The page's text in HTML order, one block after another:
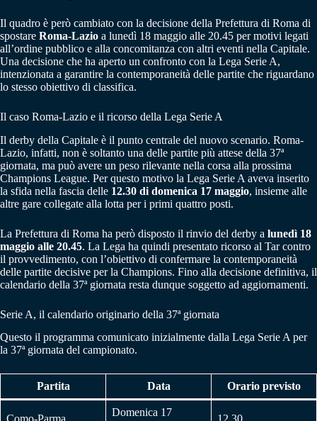
Il quadro è però cambiato con la decisione della Prefettura di Roma di
spostare Roma-Lazio a lunedì 18 maggio alle 20.45 per motivi legati
all’ordine pubblico e alla concomitanza con altri eventi nella Capitale.
Una decisione che ha aperto un confronto con la Lega Serie A,
intenzionata a garantire la contemporaneità delle partite che riguardano
lo stesso obiettivo di classifica.
Il caso Roma-Lazio e il ricorso della Lega Serie A
Il derby della Capitale è il punto centrale del nuovo scenario. Roma-
Lazio, infatti, non è soltanto una delle partite più attese della 37ª
giornata, ma può avere un peso rilevante nella corsa alla prossima
Champions League. Per questo motivo la Lega Serie A aveva inserito
la sfida nella fascia delle 12.30 di domenica 17 maggio, insieme alle
altre gare collegate alla lotta per i primi quattro posti.
La Prefettura di Roma ha però disposto il rinvio del derby a lunedì 18
maggio alle 20.45. La Lega ha quindi presentato ricorso al Tar contro
il provvedimento, con l’obiettivo di confermare la contemporaneità
delle partite decisive per la Champions. Fino alla decisione definitiva, il
calendario della 37ª giornata resta dunque soggetto ad aggiornamenti.
Serie A, il calendario originario della 37ª giornata
Questo il programma comunicato inizialmente dalla Lega Serie A per
la 37ª giornata del campionato.
Partita Data Orario previsto
Domenica 17